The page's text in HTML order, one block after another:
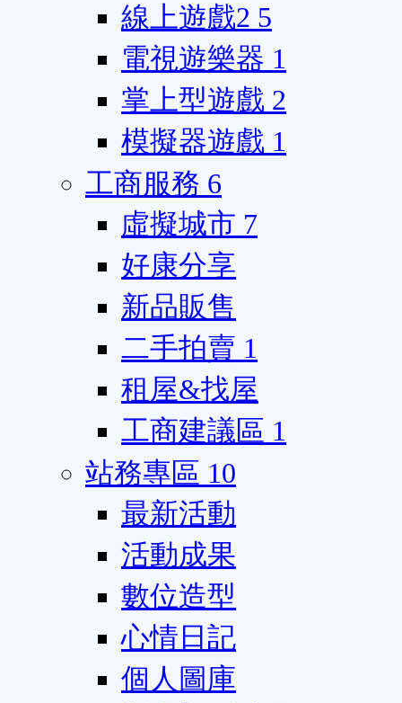
線上遊戲2 5
電視遊樂器 1
掌上型遊戲 2
模擬器遊戲 1
工商服務 6
虛擬城市 7
好康分享
新品販售
二手拍賣 1
租屋&找屋
工商建議區 1
站務專區 10
最新活動
活動成果
數位造型
心情日記
個人圖庫